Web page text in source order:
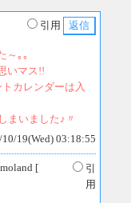
引用
～｡｡
いマス!!
カレンダーは入
まいました♪〃
19(Wed) 03:18:55
[
引
用